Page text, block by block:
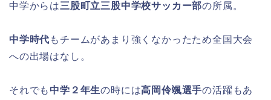
中学からは三股町立三股中学校サッカー部の所属。
中学時代 もチームがあまり強くなかったため全国大会
への出場はなし。
それでも 中学２年生の時には高岡伶颯選手の活躍もあ